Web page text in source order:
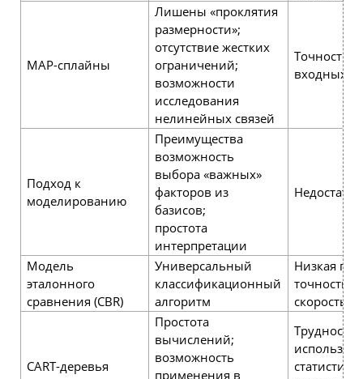
МАР-сплайны
Лишены «проклятия
размерности»;
отсутствие жестких
ограничений;
возможности
исследования
нелинейных связей
Точность
входных
Подход к
моделированию
Преимущества
возможность
выбора «важных»
факторов из
базисов;
простота
интерпретации
Недостатки
Модель
эталонного
сравнения (CBR)
Универсальный
классификационный
алгоритм
Низкая
точность;
скорость
CART-деревья
Простота
вычислений;
возможность
применения в
Трудности